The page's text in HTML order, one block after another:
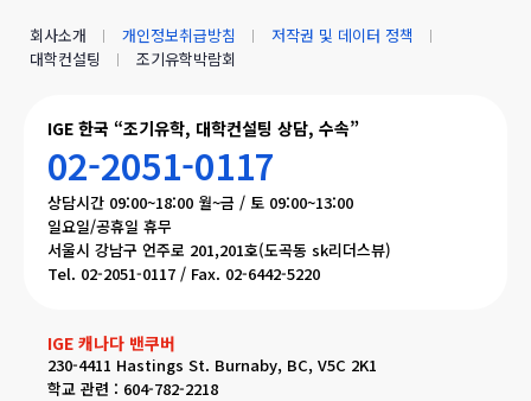
IGE 한국 “조기유학, 대학컨설팅 상담, 수속”
02-2051-0117
상담시간 09:00~18:00 월~금 / 토 09:00~13:00
일요일/공휴일 휴무
서울시 강남구 언주로 201,201호(도곡동 sk리더스뷰)
Tel. 02-2051-0117 / Fax. 02-6442-5220
IGE 캐나다 밴쿠버
230-4411 Hastings St. Burnaby, BC, V5C 2K1
학교 관련 : 604-782-2218
회사소개 개인정보취급방침
저작권 및 데이터 정책
대학컨설팅
조기유학박람회